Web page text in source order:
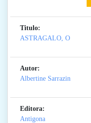
Titulo:
ASTRAGALO, O
Autor:
Albertine Sarrazin
Editora:
Antigona